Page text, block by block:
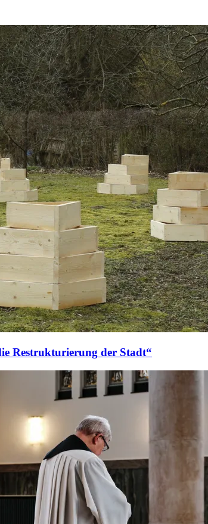
Restrukturierung der Stadt“